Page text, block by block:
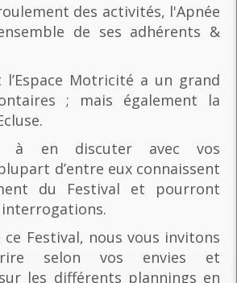
des activités, l'Apnée
de ses adhérents &
Motricité a un grand
; mais également la
à en discuter avec vos
d’entre eux connaissent
du Festival et pourront
Festival, nous vous invitons
selon vos envies et
les différents plannings en